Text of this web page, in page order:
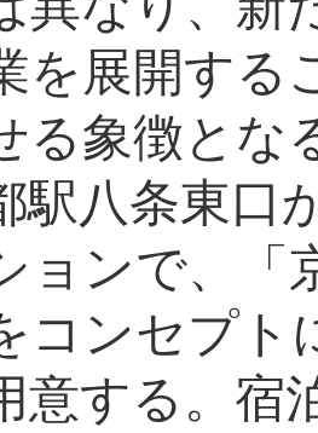
を展開する
る象徴とな
駅八条東口
ョンで、「
コンセプト
意する。宿